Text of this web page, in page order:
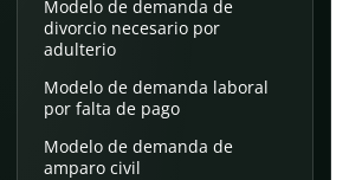
Modelo de demanda de
divorcio necesario por
adulterio
Modelo de demanda laboral
por falta de pago
Modelo de demanda de
amparo civil